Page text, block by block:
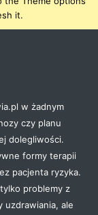
it.
w żadnym
czy planu
dolegliwości.
formy terapii
pacjenta ryzyka.
problemy z
uzdrawiania, ale